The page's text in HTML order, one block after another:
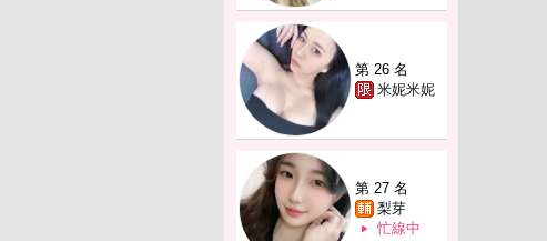
第 26 名
米妮米妮
第 27 名
梨芽
忙線中